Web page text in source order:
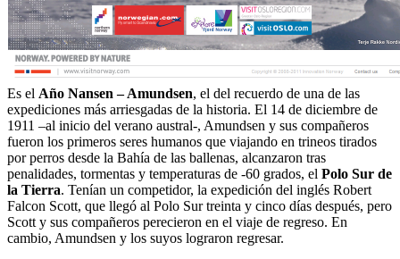
Es el Año Nansen – Amundsen, el del recuerdo de una de las
expediciones más arriesgadas de la historia. El 14 de diciembre de
1911 –al inicio del verano austral-, Amundsen y sus compañeros
fueron los primeros seres humanos que viajando en trineos tirados
por perros desde la Bahía de las ballenas, alcanzaron tras
penalidades, tormentas y temperaturas de -60 grados, el Polo Sur de
la Tierra. Tenían un competidor, la expedición del inglés Robert
Falcon Scott, que llegó al Polo Sur treinta y cinco días después, pero
Scott y sus compañeros perecieron en el viaje de regreso. En
cambio, Amundsen y los suyos lograron regresar.